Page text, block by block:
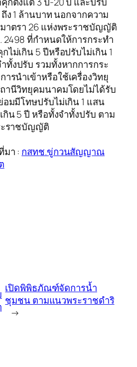
ง 1 ล้านบาท นอกจากความ
าตรา 26 แห่งพระราชบัญญัติ
ที่กำหนดให้การกระทำ
ไม่เกิน 5 ปีหรือปรับไม่เกิน 1
ทั้งปรับ รวมทั้งหากการกระ
รนำเข้าหรือใช้เครื่องวิทยุ
านีวิทยุคมนาคมโดยไม่ได้รับ
มมีโทษปรับไม่เกิน 1 แสน
กิน 5 ปี หรือทั้งจำทั้งปรับ ตาม
ะราชบัญญัติ
า : กสทช.ขู่กวนสัญญาณ
เปิดพิพิธภัณฑ์จัดการน้ำ
ชุมชน ตามแนวพระราชดำริ
→